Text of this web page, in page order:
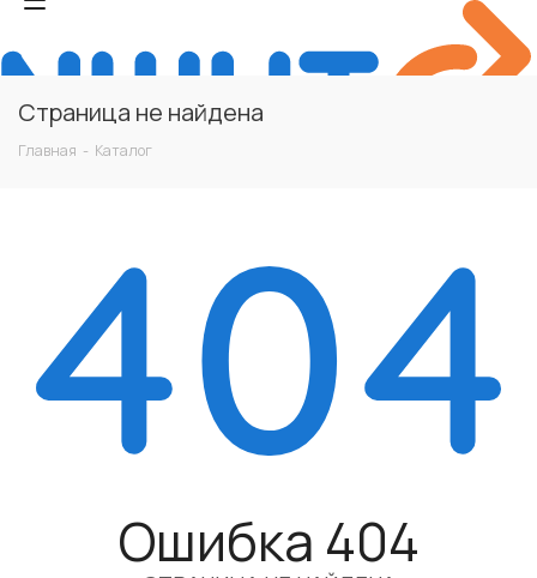
Страница не найдена
Главная - Каталог
Ошибка 404